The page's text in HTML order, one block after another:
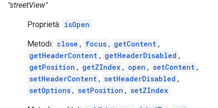
"streetView"
Proprietà: isOpen
Metodi: close , focus , getContent ,
getHeaderContent , getHeaderDisabled ,
getPosition , getZIndex , open , setContent ,
setHeaderContent , setHeaderDisabled ,
setOptions , setPosition , setZIndex